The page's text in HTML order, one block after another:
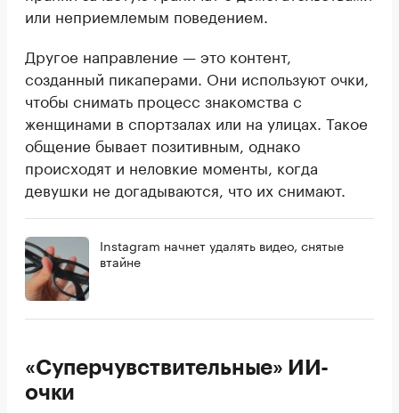
или неприемлемым поведением.
Другое направление — это контент,
созданный пикаперами. Они используют очки,
чтобы снимать процесс знакомства с
женщинами в спортзалах или на улицах. Такое
общение бывает позитивным, однако
происходят и неловкие моменты, когда
девушки не догадываются, что их снимают.
Instagram начнет удалять видео, снятые
втайне
«Суперчувствительные» ИИ-
очки